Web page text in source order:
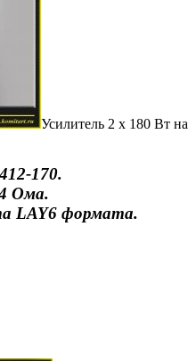
Усилитель 2 х 180 Вт на
170.
Ома.
LAY6 формата.